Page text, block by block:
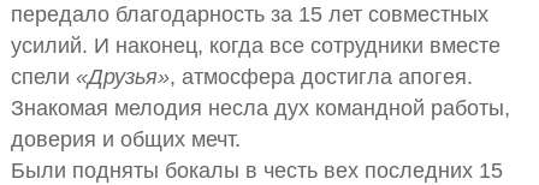
передало благодарность за 15 лет совместных
усилий. И наконец, когда все сотрудники вместе
спели «Друзья», атмосфера достигла апогея.
Знакомая мелодия несла дух командной работы,
доверия и общих мечт.
Были подняты бокалы в честь вех последних 15